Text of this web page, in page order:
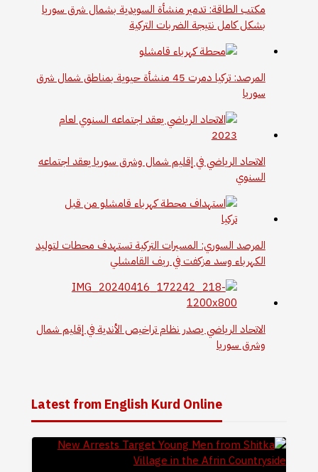
مكتب الطاقة: تدمير منشأة السويدية بشمال شرق سوريا
بشكل كامل نتيجة الضربات التركية
المرصد: تركيا دمرت 45 منشأة حيوية بمناطق شمال شرق
سوريا
الاتحاد الرياضي في إقليم شمال وشرق سوريا يعقد اجتماعه
السنوي
المرصد السوري: المسيرات التركية تستهدف محطات لتوليد
الكهرباء وسد مزكفت في ريف القامشلي
الاتحاد الرياضي يصدر نظام تراخيص الأندية في إقليم شمال
وشرق سوريا
Latest from English Kurd Online